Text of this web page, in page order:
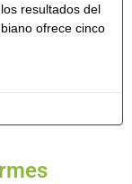
resultados del
ofrece cinco